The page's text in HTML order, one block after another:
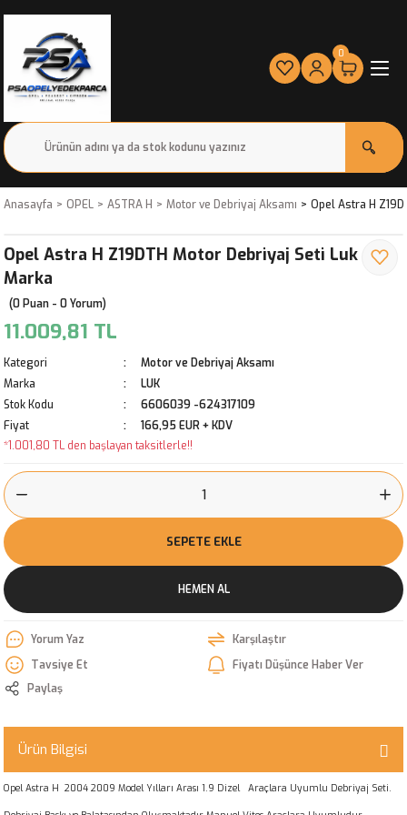
0
Anasayfa OPEL ASTRA H Motor ve Debriyaj Aksamı Opel Astra H
Opel Astra H Z19DTH Motor Debriyaj Seti Luk
Marka
(0 Puan - 0 Yorum)
11.009,81 TL
Kategori
Motor ve Debriyaj Aksamı
Marka
LUK
Stok Kodu
6606039 -624317109
Fiyat
166,95 EUR + KDV
*1.001,80 TL den başlayan taksitlerle!!
SEPETE EKLE
HEMEN AL
Yorum Yaz
Karşılaştır
Tavsiye Et
Fiyatı Düşünce Haber Ver
Paylaş
Ürün Bilgisi
Opel Astra H 2004 2009 Model Yılları Arası 1.9 Dizel Araçlara Uyumlu Debriyaj Seti.